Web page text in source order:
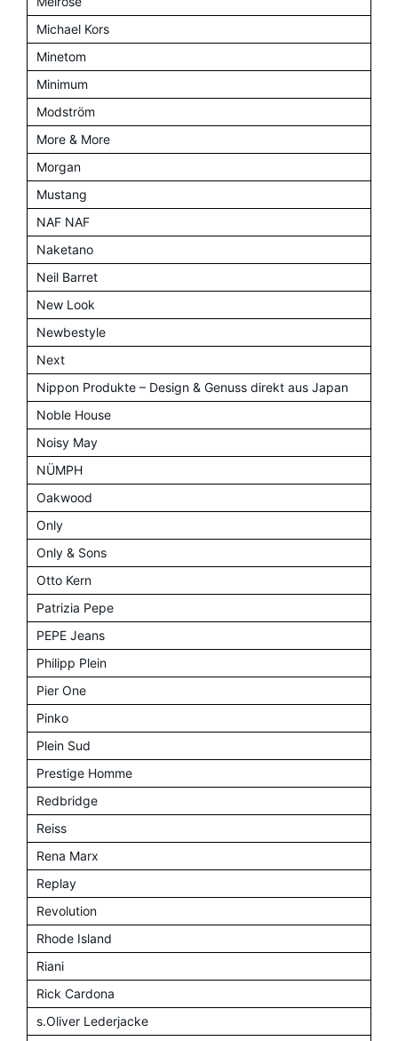
Michael Kors
Minetom
Minimum
Modström
More & More
Morgan
Mustang
NAF NAF
Naketano
Neil Barret
New Look
Newbestyle
Next
Nippon Produkte – Design & Genuss direkt aus Japan
Noble House
Noisy May
NÜMPH
Oakwood
Only
Only & Sons
Otto Kern
Patrizia Pepe
PEPE Jeans
Philipp Plein
Pier One
Pinko
Plein Sud
Prestige Homme
Redbridge
Reiss
Rena Marx
Replay
Revolution
Rhode Island
Riani
Rick Cardona
s.Oliver Lederjacke